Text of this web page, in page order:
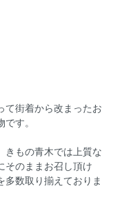
て街着から改まったお
す。
きもの青木では上質な
そのままお召し頂け
多数取り揃えておりま